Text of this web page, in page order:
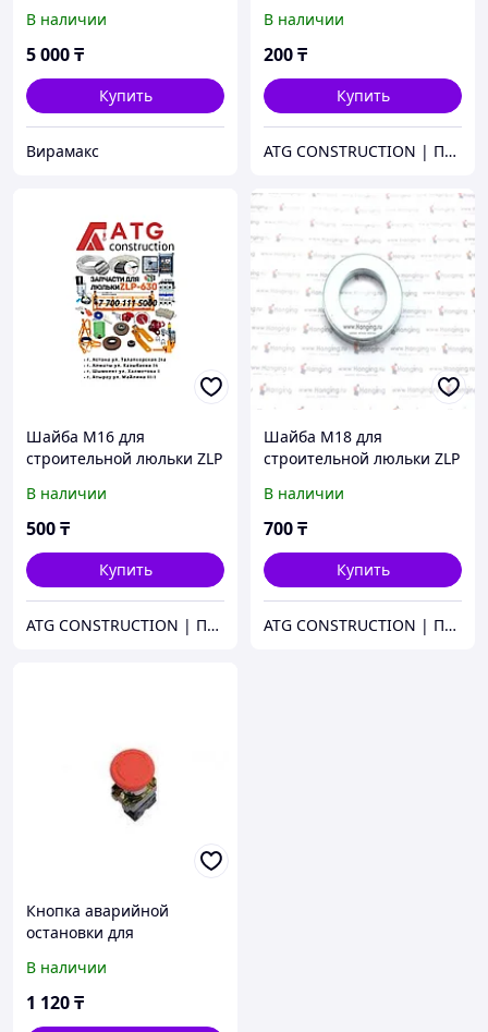
В наличии
5 000₸
Купить
Вирамакс
В наличии
200₸
Купить
ATG CONSTRUCTION | Продажа и аренда строительного оборудования, газона, биотуалетов
Шайба М16 для
строительной люльки ZLP
В наличии
500₸
Купить
ATG CONSTRUCTION | Продажа и аренда строительного оборудования, газона, биотуалетов
Шайба М18 для
строительной люльки ZLP
В наличии
700₸
Купить
ATG CONSTRUCTION | Продажа и аренда строительного оборудования, газона, биотуалетов
Кнопка аварийной
остановки для
630
В наличии
1 120₸